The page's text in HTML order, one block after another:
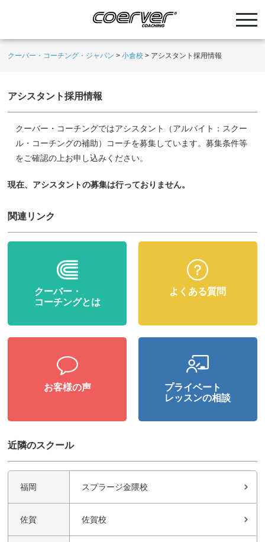
クーバー・コーチング・ジャパン >小倉校 > アシスタント採用情報
アシスタント採用情報
クーバー・コーチングではアシスタント（アルバイト：スクー
ル・コーチングの補助）コーチを募集しています。募集条件等
をご確認の上お申し込みください。
現在、アシスタントの募集は行っておりません。
関連リンク
クーバー・
コーチングとは
よくある質問
お客様の声
プライベート
レッスンの相談
近隣のスクール
福岡 スプラージ金隈校
佐賀 佐賀校